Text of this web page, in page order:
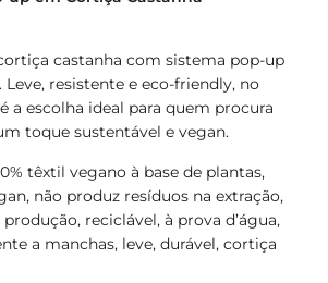
castanha com sistema pop-up
resistente e eco-friendly, no
a escolha ideal para quem procura
toque sustentável e vegan.
têxtil vegano à base de plantas,
não produz resíduos na extração,
reciclável, à prova d’água,
a manchas, leve, durável, cortiça